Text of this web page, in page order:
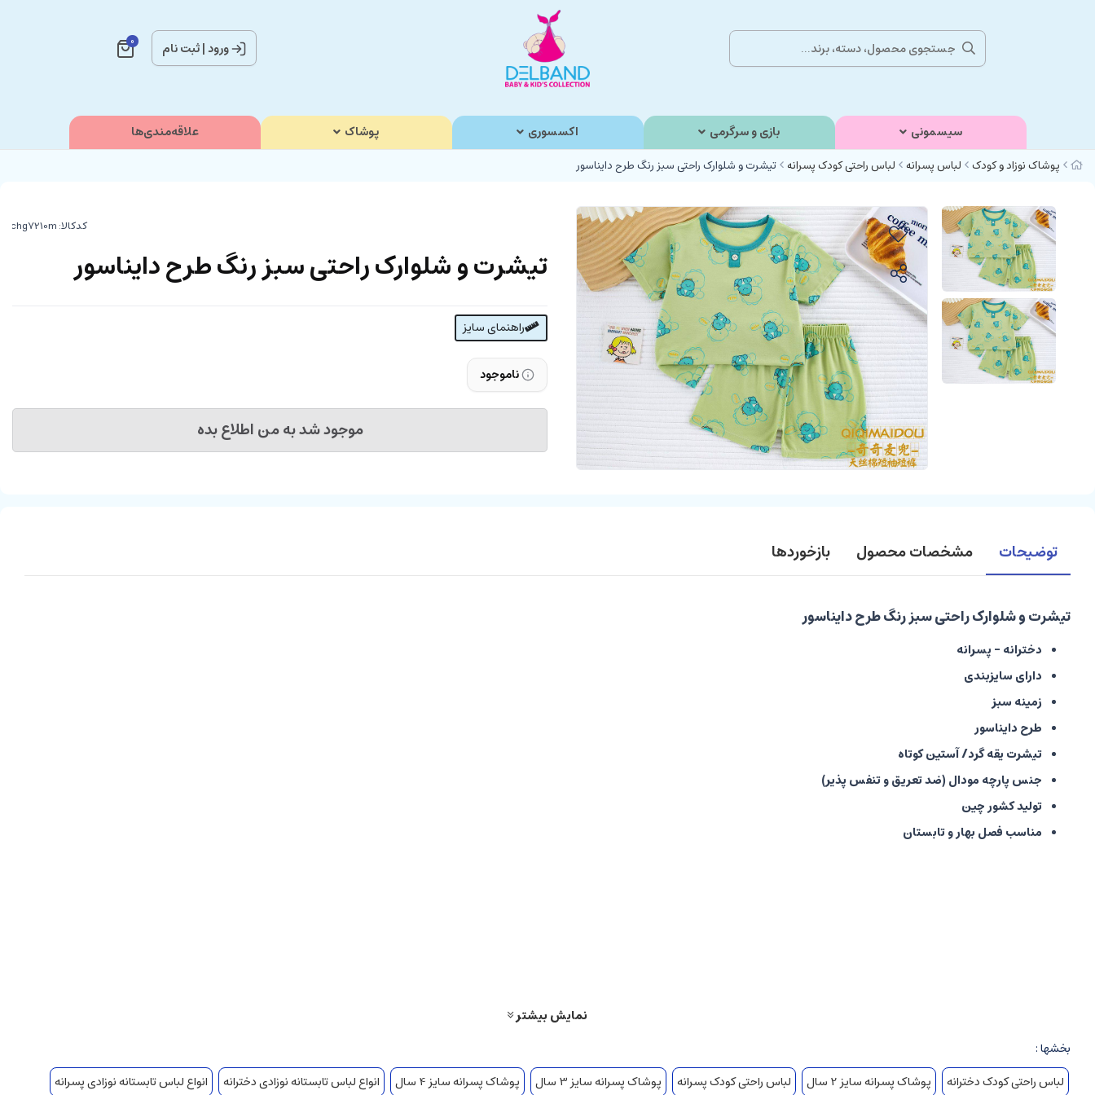
ورود|ثبت نام 0
سیسمونی بازی و سرگرمی اکسسوری پوشاک علاقه‌مندی‌ها
پوشاک نوزاد و کودک لباس پسرانه لباس راحتی کودک پسرانه تیشرت و شلوارک راحتی سبز رنگ طرح دایناسور
کدکالا:
تیشرت و شلوارک راحتی سبز رنگ طرح دایناسور
راهنمای سایز
ناموجود
موجود شد به من اطلاع بده
توضیحات مشخصات محصول بازخوردها
تیشرت و شلوارک راحتی سبز رنگ طرح دایناسور
دخترانه - پسرانه
دارای سایزبندی
زمینه سبز
طرح دایناسور
تیشرت یقه گرد/ آستین کوتاه
جنس پارچه مودال (ضد تعریق و تنفس پذیر)
تولید کشور چین
مناسب فصل بهار و تابستان
نمایش بیشتر
بخشها :
لباس راحتی کودک دخترانه
پوشاک پسرانه سایز 2 سال لباس راحتی کودک پسرانه پوشاک پسرانه سایز 3 سال پوشاک پسرانه سایز 4 سال انواع لباس تابستانه نوزادی دخترانه انواع لباس تابستانه نوزادی پسرانه